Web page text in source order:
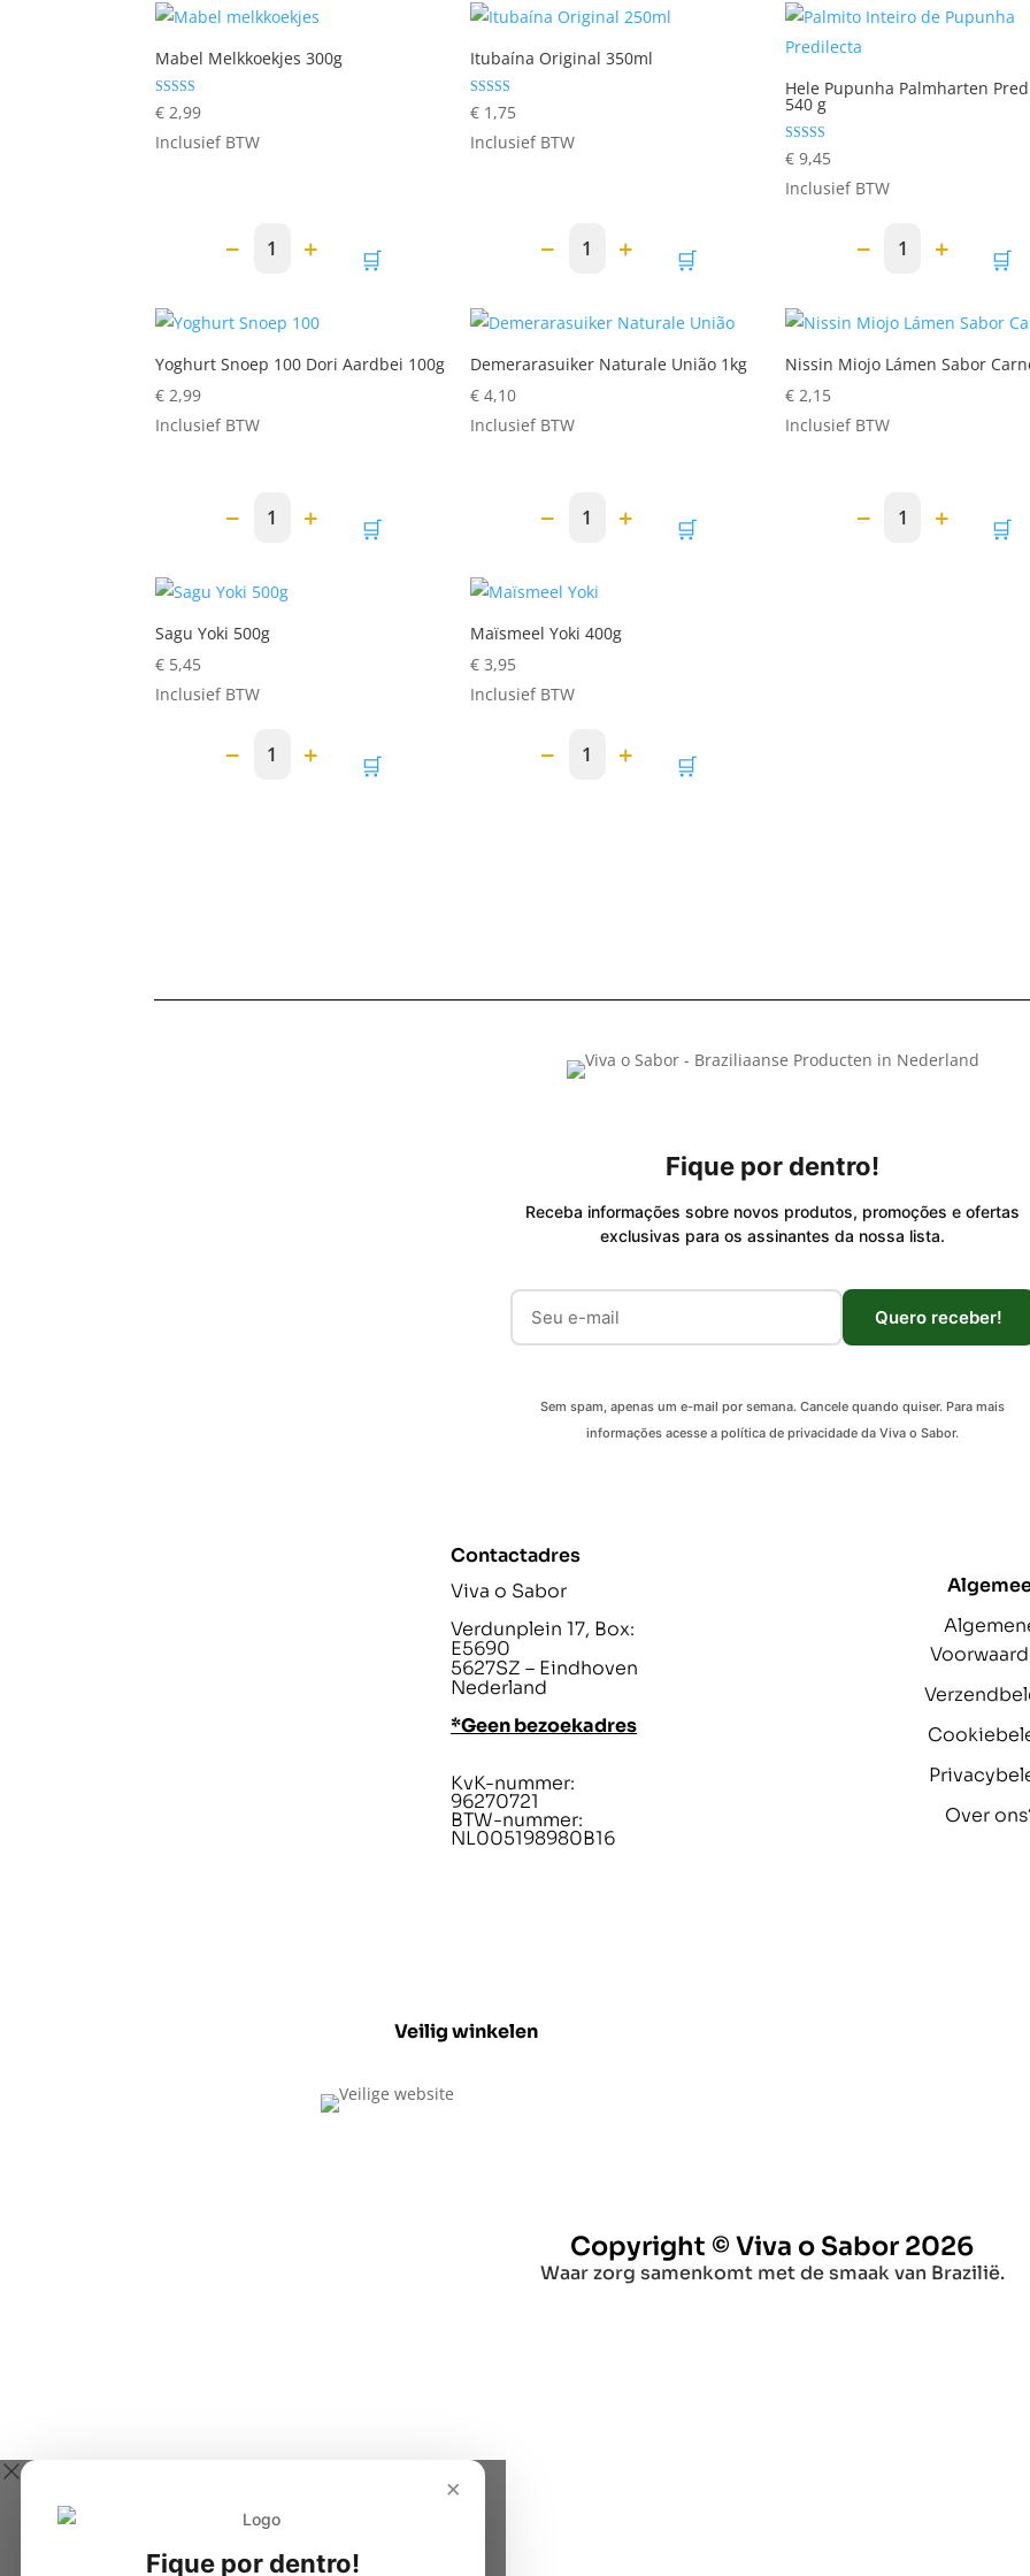
Mabel Melkkoekjes 300g
Gewaardeerd
5.00
uit 5
€2,99
Inclusief BTW
− 1 + 🛒
Itubaína Original 350ml
Gewaardeer
d
4.50
uit 5
€1,75
Inclusief BTW
− 1 + 🛒
Hele Pupunha Palmharten
540 g
Gewaardeerd
5.00
uit 5
€9,45
Inclusief BTW
− 1 + 🛒
Yoghurt Snoep 100 Dori Aardbei 100g
€2,99
Inclusief BTW
− 1 + 🛒
Demerarasuiker Naturale União 1kg
€4,10
Inclusief BTW
− 1 + 🛒
Nissin Miojo Lámen Sabor
€2,15
Inclusief BTW
− 1 + 🛒
Sagu Yoki 500g
€5,45
Inclusief BTW
− 1 + 🛒
Maïsmeel Yoki 400g
€3,95
Inclusief BTW
− 1 + 🛒
Fique por dentro!
Receba informações sobre novos produtos, promoções e ofertas
exclusivas para os assinantes da nossa lista.
Quero receber!
Sem spam, apenas um e-mail por semana. Cancele quando quiser. Para mais
informações acesse a política de privacidade da Viva o Sabor.
Contactadres
Viva o Sabor
Verdunplein 17, Box:
E5690
5627SZ – Eindhoven
Nederland
*Geen bezoekadres
KvK-nummer:
96270721
BTW-nummer:
NL005198980B16
Over
Veilig winkelen
Copyright © Viva o Sabor 2026
Waar zorg samenkomt met de smaak van Brazilië.
×
Fique por dentro!